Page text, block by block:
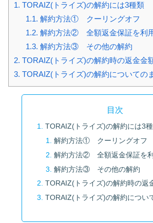
1. TORAIZ(トライズ)の解約には3種類
1.1. 解約方法① クーリングオフ
1.2. 解約方法② 全額返金保証を利
1.3. 解約方法③ その他の解約
2. TORAIZ(トライズ)の解約時の返金金
3. TORAIZ(トライズ)の解約についての
目次
TORAIZ(トライズ)の解約には3
解約方法① クーリングオフ
解約方法② 全額返金保証を
解約方法③ その他の解約
TORAIZ(トライズ)の解約時の返
TORAIZ(トライズ)の解約につい